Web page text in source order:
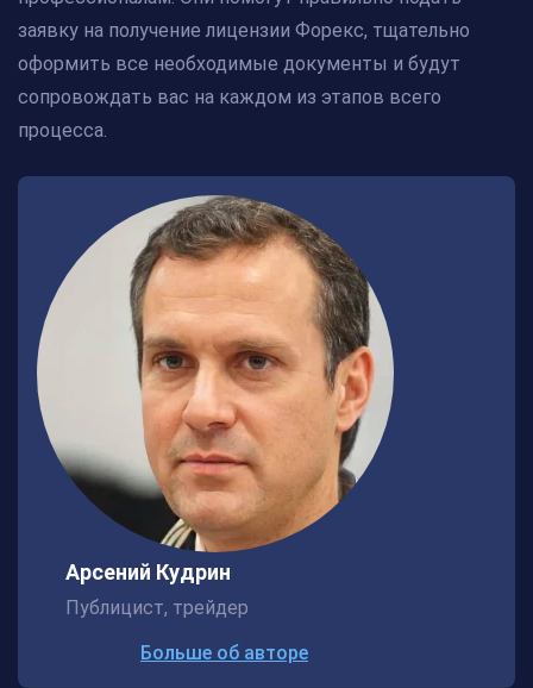
заявку на получение лицензии Форекс, тщательно
оформить все необходимые документы и будут
сопровождать вас на каждом из этапов всего
процесса.
Арсений Кудрин
Публицист, трейдер
Больше об авторе